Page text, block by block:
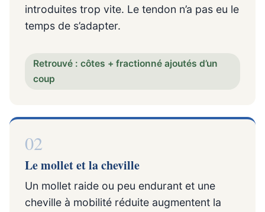
introduites trop vite. Le tendon n’a pas eu le
temps de s’adapter.
Retrouvé : côtes + fractionné ajoutés d’un
coup
02
Le mollet et la cheville
Un mollet raide ou peu endurant et une
cheville à mobilité réduite augmentent la